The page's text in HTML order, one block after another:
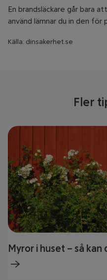
En brandsläckare går bara
använd lämnar du in den för
Källa: dinsakerhet.se
Fler
Myror i huset – så